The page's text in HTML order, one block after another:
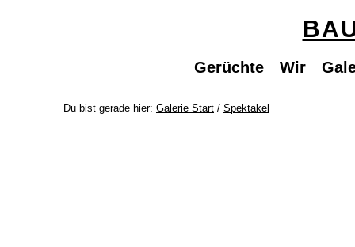
Gerüchte Wir
Du bist gerade hier: Galerie Start / Spektakel